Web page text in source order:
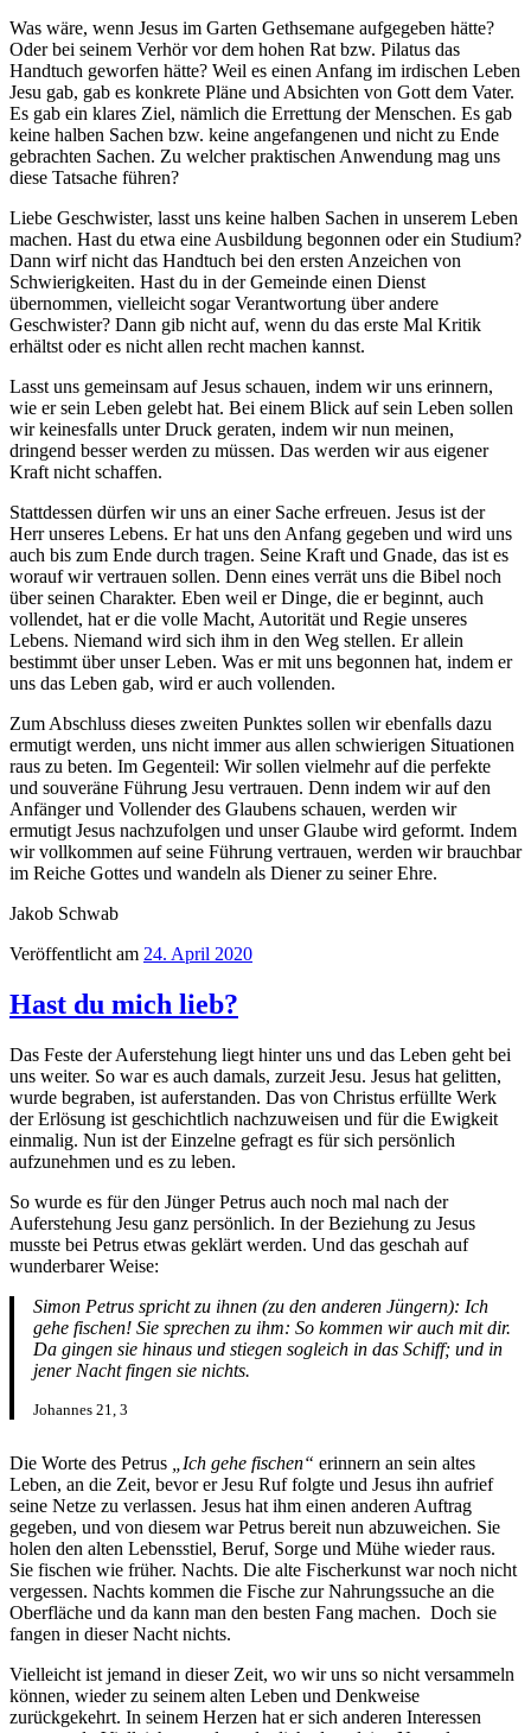
Was wäre, wenn Jesus im Garten Gethsemane aufgegeben hätte?
Oder bei seinem Verhör vor dem hohen Rat bzw. Pilatus das
Handtuch geworfen hätte? Weil es einen Anfang im irdischen Leben
Jesu gab, gab es konkrete Pläne und Absichten von Gott dem Vater.
Es gab ein klares Ziel, nämlich die Errettung der Menschen. Es gab
keine halben Sachen bzw. keine angefangenen und nicht zu Ende
gebrachten Sachen. Zu welcher praktischen Anwendung mag uns
diese Tatsache führen?
Liebe Geschwister, lasst uns keine halben Sachen in unserem Leben
machen. Hast du etwa eine Ausbildung begonnen oder ein Studium?
Dann wirf nicht das Handtuch bei den ersten Anzeichen von
Schwierigkeiten. Hast du in der Gemeinde einen Dienst
übernommen, vielleicht sogar Verantwortung über andere
Geschwister? Dann gib nicht auf, wenn du das erste Mal Kritik
erhältst oder es nicht allen recht machen kannst.
Lasst uns gemeinsam auf Jesus schauen, indem wir uns erinnern,
wie er sein Leben gelebt hat. Bei einem Blick auf sein Leben sollen
wir keinesfalls unter Druck geraten, indem wir nun meinen,
dringend besser werden zu müssen. Das werden wir aus eigener
Kraft nicht schaffen.
Stattdessen dürfen wir uns an einer Sache erfreuen. Jesus ist der
Herr unseres Lebens. Er hat uns den Anfang gegeben und wird uns
auch bis zum Ende durch tragen. Seine Kraft und Gnade, das ist es
worauf wir vertrauen sollen. Denn eines verrät uns die Bibel noch
über seinen Charakter. Eben weil er Dinge, die er beginnt, auch
vollendet, hat er die volle Macht, Autorität und Regie unseres
Lebens. Niemand wird sich ihm in den Weg stellen. Er allein
bestimmt über unser Leben. Was er mit uns begonnen hat, indem er
uns das Leben gab, wird er auch vollenden.
Zum Abschluss dieses zweiten Punktes sollen wir ebenfalls dazu
ermutigt werden, uns nicht immer aus allen schwierigen Situationen
raus zu beten. Im Gegenteil: Wir sollen vielmehr auf die perfekte
und souveräne Führung Jesu vertrauen. Denn indem wir auf den
Anfänger und Vollender des Glaubens schauen, werden wir
ermutigt Jesus nachzufolgen und unser Glaube wird geformt. Indem
wir vollkommen auf seine Führung vertrauen, werden wir brauchbar
im Reiche Gottes und wandeln als Diener zu seiner Ehre.
Jakob Schwab
Veröffentlicht am 24. April 2020
Hast du mich lieb?
Das Feste der Auferstehung liegt hinter uns und das Leben geht bei
uns weiter. So war es auch damals, zurzeit Jesu. Jesus hat gelitten,
wurde begraben, ist auferstanden. Das von Christus erfüllte Werk
der Erlösung ist geschichtlich nachzuweisen und für die Ewigkeit
einmalig. Nun ist der Einzelne gefragt es für sich persönlich
aufzunehmen und es zu leben.
So wurde es für den Jünger Petrus auch noch mal nach der
Auferstehung Jesu ganz persönlich. In der Beziehung zu Jesus
musste bei Petrus etwas geklärt werden. Und das geschah auf
wunderbarer Weise:
Simon Petrus spricht zu ihnen (zu den anderen Jüngern): Ich
gehe fischen! Sie sprechen zu ihm: So kommen wir auch mit dir.
Da gingen sie hinaus und stiegen sogleich in das Schiff; und in
jener Nacht fingen sie nichts.
Johannes 21, 3
Die Worte des Petrus „Ich gehe fischen“ erinnern an sein altes
Leben, an die Zeit, bevor er Jesu Ruf folgte und Jesus ihn aufrief
seine Netze zu verlassen. Jesus hat ihm einen anderen Auftrag
gegeben, und von diesem war Petrus bereit nun abzuweichen. Sie
holen den alten Lebensstiel, Beruf, Sorge und Mühe wieder raus.
Sie fischen wie früher. Nachts. Die alte Fischerkunst war noch nicht
vergessen. Nachts kommen die Fische zur Nahrungssuche an die
Oberfläche und da kann man den besten Fang machen. Doch sie
fangen in dieser Nacht nichts.
Vielleicht ist jemand in dieser Zeit, wo wir uns so nicht versammeln
können, wieder zu seinem alten Leben und Denkweise
zurückgekehrt. In seinem Herzen hat er sich anderen Interessen